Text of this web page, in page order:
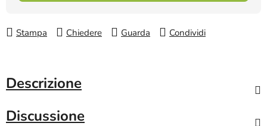
Stampa Chiedere Guarda Condividi
Descrizione
Discussione